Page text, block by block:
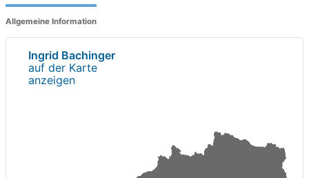
Allgemeine Information
Ingrid Bachinger
auf der Karte
anzeigen